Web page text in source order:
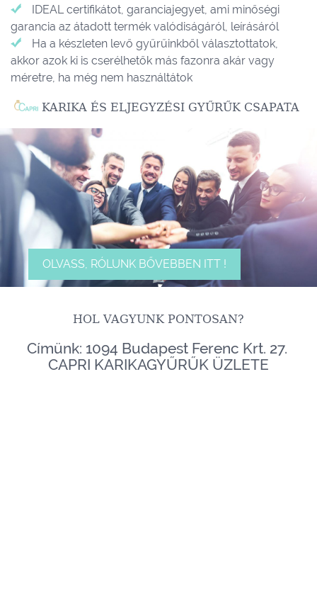
IDEAL certifikátot, garanciajegyet, ami minőségi
garancia az átadott termék valódiságáról, leírásáról
Ha a készleten levő gyűrűinkből választottatok,
akkor azok ki is cserélhetők más fazonra akár vagy
méretre, ha még nem használtátok
KARIKA ÉS ELJEGYZÉSI GYŰRŰK CSAPATA
OLVASS, RÓLUNK BŐVEBBEN ITT !
HOL VAGYUNK PONTOSAN?
Címünk: 1094 Budapest Ferenc Krt. 27.
CAPRI KARIKAGYŰRŰK ÜZLETE